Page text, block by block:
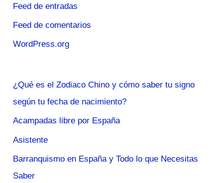
Feed de entradas
Feed de comentarios
WordPress.org
¿Qué es el Zodiaco Chino y cómo saber tu signo
según tu fecha de nacimiento?
Acampadas libre por España
Asistente
Barranquismo en España y Todo lo que Necesitas
Saber